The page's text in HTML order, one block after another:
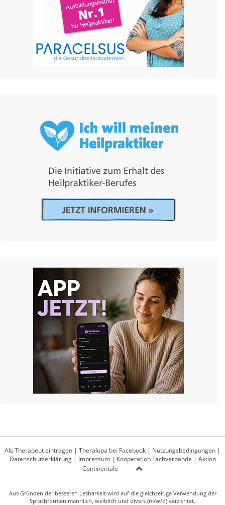
Als Therapeut eintragen | Theralupa bei Facebook | Nutzungsbedingungen |
Datenschutzerklärung| Impressum| Kooperation Fachverbände | Aktion
Continentale
Aus Gründen der besseren Lesbarkeit wird auf die gleichzeitige Verwendung der
Sprachformen männlich, weiblich und divers (m/w/d) verzichtet.